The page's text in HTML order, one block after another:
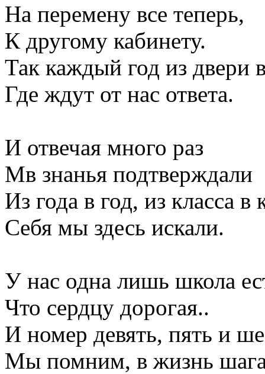
На перемену все теперь,
К другому кабинету.
Так каждый год из двери
Где ждут от нас ответа.
И отвечая много раз
Мв знанья подтверждали
Из года в год, из класса в
Себя мы здесь искали.
У нас одна лишь школа
Что сердцу дорогая..
И номер девять, пять и
Мы помним, в жизнь